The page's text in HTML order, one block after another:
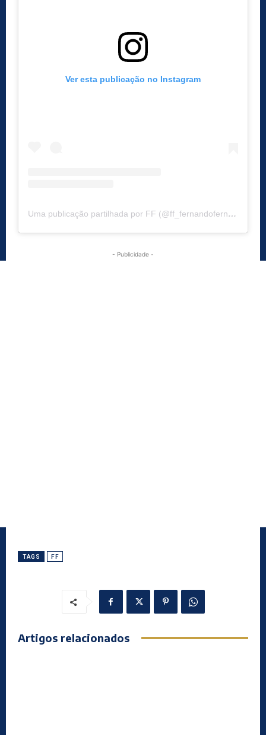
Ver esta publicação no Instagram
Uma publicação partilhada por FF (@ff_fernandofernandes)
- Publicidade -
TAGS FF
Artigos relacionados